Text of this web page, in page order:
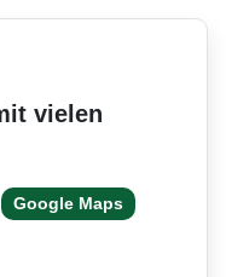
vielen
Google Maps